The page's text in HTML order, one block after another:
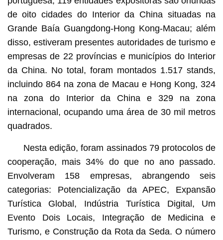
de oito cidades do Interior da China situadas na
Grande Baía Guangdong-Hong Kong-Macau; além
disso, estiveram presentes autoridades de turismo e
empresas de 22 províncias e municípios do Interior
da China. No total, foram montados 1.517 stands,
incluindo 864 na zona de Macau e Hong Kong, 324
na zona do Interior da China e 329 na zona
internacional, ocupando uma área de 30 mil metros
quadrados.
Nesta edição, foram assinados 79 protocolos de
cooperação, mais 34% do que no ano passado.
Envolveram 158 empresas, abrangendo seis
categorias: Potencialização da APEC, Expansão
Turística Global, Indústria Turística Digital, Um
Evento Dois Locais, Integração de Medicina e
Turismo, e Construção da Rota da Seda. O número